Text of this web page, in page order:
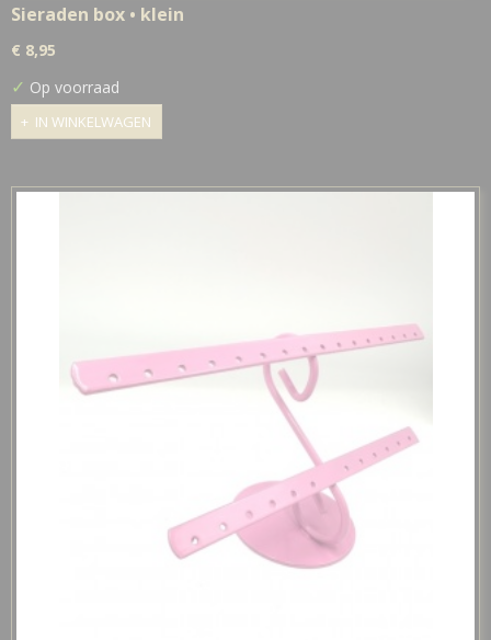
Sieraden box • klein
€ 8,95
✓ Op voorraad
IN WINKELWAGEN